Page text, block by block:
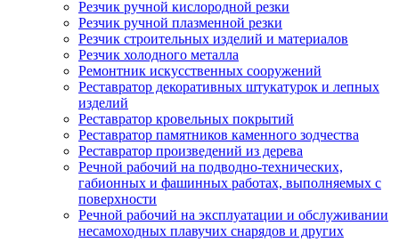
Резчик ручной кислородной резки
Резчик ручной плазменной резки
Резчик строительных изделий и материалов
Резчик холодного металла
Ремонтник искусственных сооружений
Реставратор декоративных штукатурок и лепных
изделий
Реставратор кровельных покрытий
Реставратор памятников каменного зодчества
Реставратор произведений из дерева
Речной рабочий на подводно-технических,
габионных и фашинных работах, выполняемых с
поверхности
Речной рабочий на эксплуатации и обслуживании
несамоходных плавучих снарядов и других